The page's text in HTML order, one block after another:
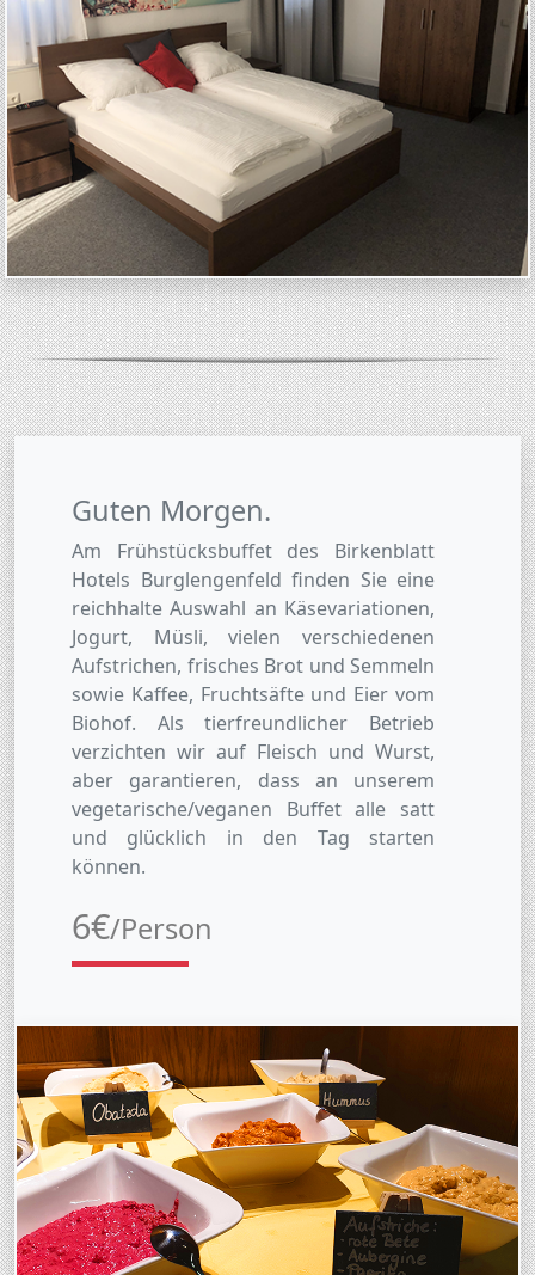
Guten Morgen.
Am Frühstücksbuffet des Birkenblatt
Hotels Burglengenfeld finden Sie eine
reichhalte Auswahl an Käsevariationen,
Jogurt, Müsli, vielen verschiedenen
Aufstrichen, frisches Brot und Semmeln
sowie Kaffee, Fruchtsäfte und Eier vom
Biohof. Als tierfreundlicher Betrieb
verzichten wir auf Fleisch und Wurst,
aber garantieren, dass an unserem
vegetarische/veganen Buffet alle satt
und glücklich in den Tag starten
können.
6€/Person